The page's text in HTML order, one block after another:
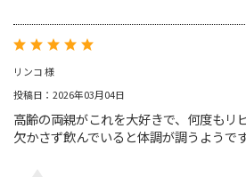
リンコ 様
投稿日：2026年03月04日
高齢の両親がこれを大好きで、何度もリ
欠かさず飲んでいると体調が調うようです